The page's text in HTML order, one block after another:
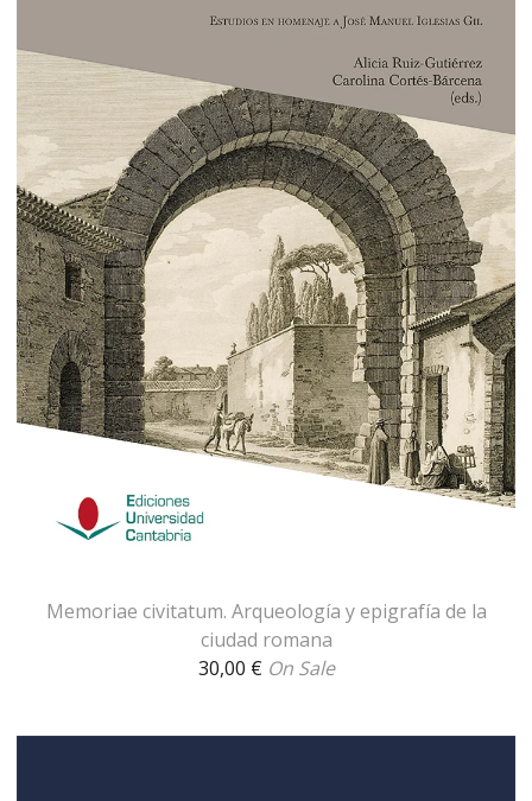
Memoriae civitatum. Arqueología y epigrafía de la
ciudad romana
30,00 € On Sale